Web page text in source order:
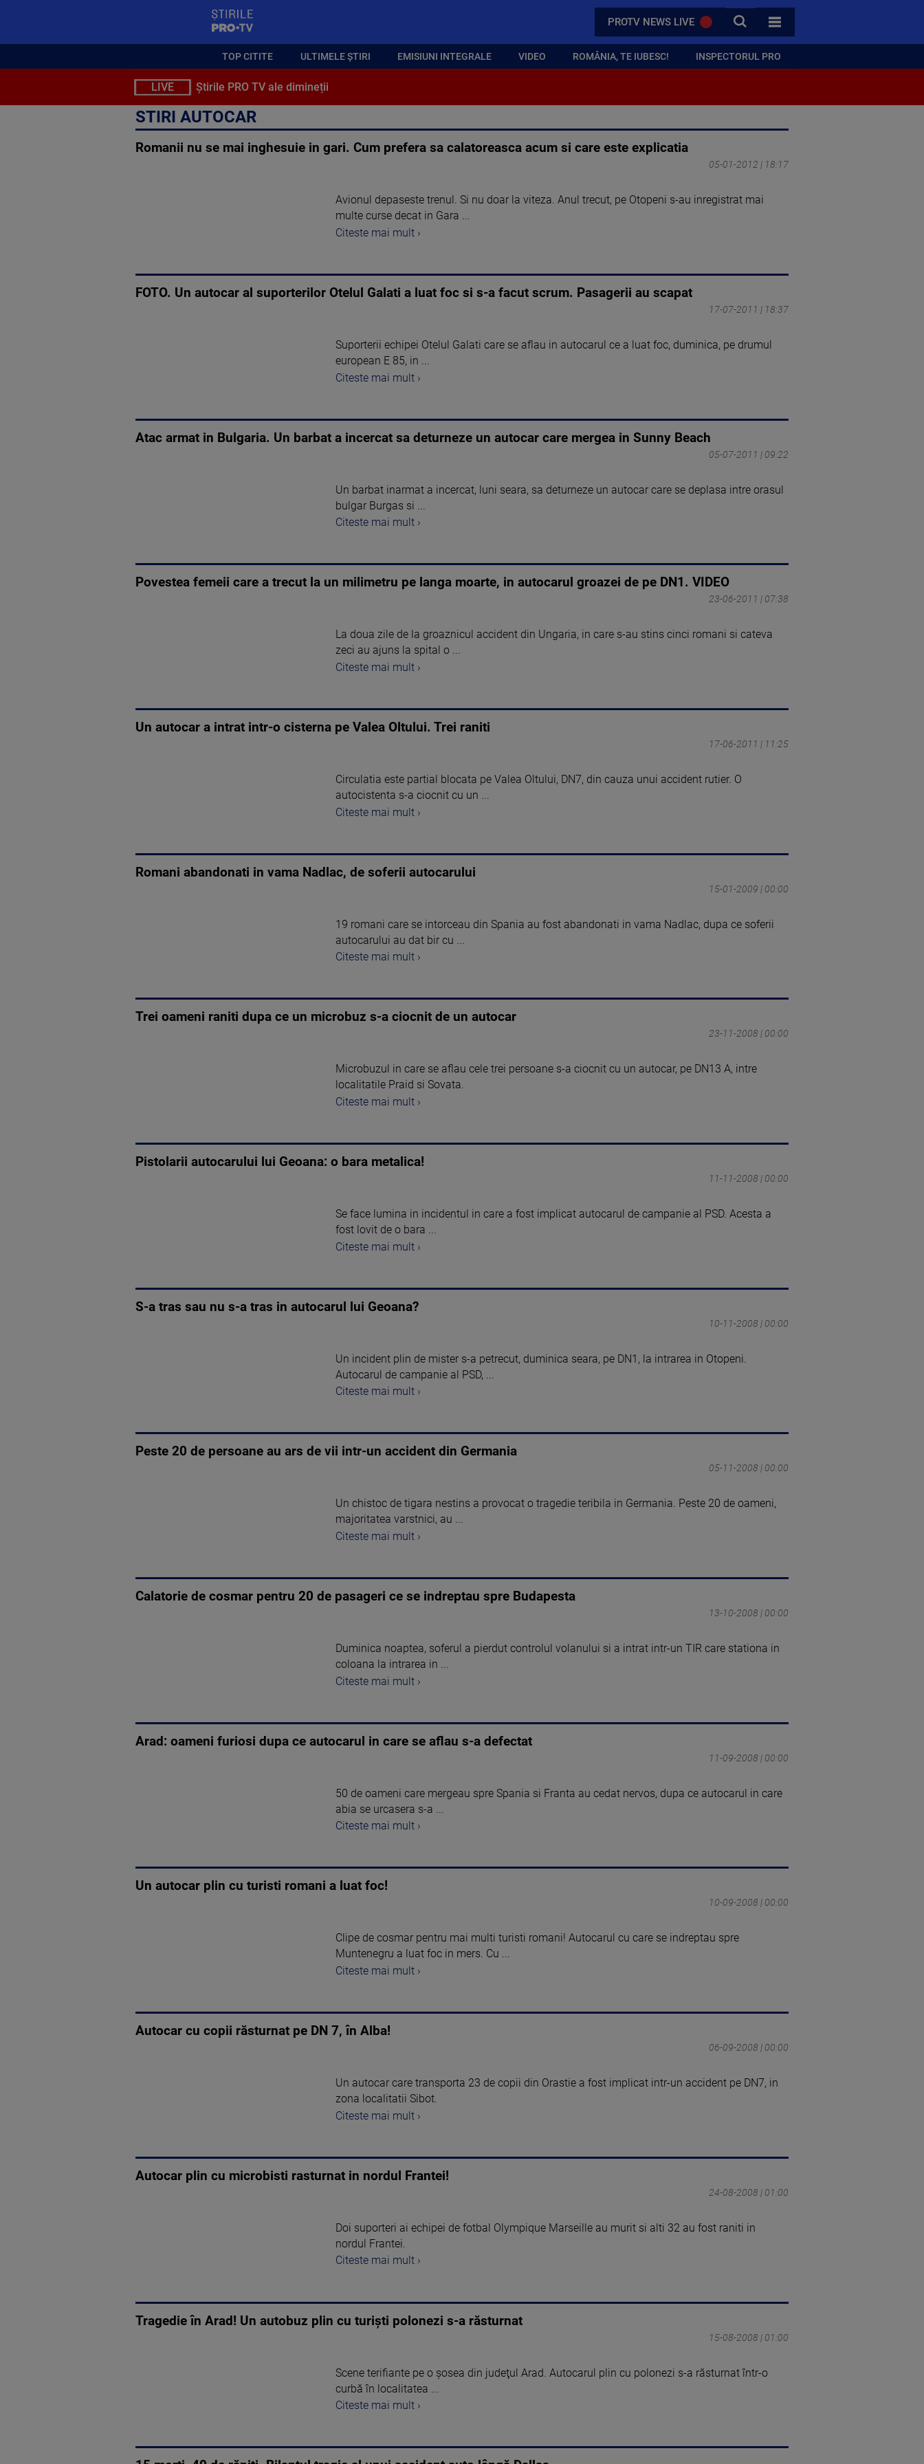
PROTV NEWS LIVE CAUTA
TOATE CATEGORIILE
TOP CITITE ULTIMELE ȘTIRI EMISIUNI INTEGRALE VIDEO ROMÂNIA, TE IUBESC! INSPECTORUL PRO
LIVE Știrile PRO TV ale dimineții
STIRI AUTOCAR
Romanii nu se mai inghesuie in gari. Cum prefera sa calatoreasca acum si care este explicatia
05-01-2012 | 18:17
Avionul depaseste trenul. Si nu doar la viteza. Anul trecut, pe Otopeni s-au inregistrat mai
multe curse decat in Gara ...
Citeste mai mult ›
FOTO. Un autocar al suporterilor Otelul Galati a luat foc si s-a facut scrum. Pasagerii au scapat
17-07-2011 | 18:37
Suporterii echipei Otelul Galati care se aflau in autocarul ce a luat foc, duminica, pe drumul
european E 85, in ...
Citeste mai mult ›
Atac armat in Bulgaria. Un barbat a incercat sa deturneze un autocar care mergea in Sunny Beach
05-07-2011 | 09:22
Un barbat inarmat a incercat, luni seara, sa deturneze un autocar care se deplasa intre orasul
bulgar Burgas si ...
Citeste mai mult ›
Povestea femeii care a trecut la un milimetru pe langa moarte, in autocarul groazei de pe DN1. VIDEO
23-06-2011 | 07:38
La doua zile de la groaznicul accident din Ungaria, in care s-au stins cinci romani si cateva
zeci au ajuns la spital o ...
Citeste mai mult ›
Un autocar a intrat intr-o cisterna pe Valea Oltului. Trei raniti
17-06-2011 | 11:25
Circulatia este partial blocata pe Valea Oltului, DN7, din cauza unui accident rutier. O
autocistenta s-a ciocnit cu un ...
Citeste mai mult ›
Romani abandonati in vama Nadlac, de soferii autocarului
15-01-2009 | 00:00
19 romani care se intorceau din Spania au fost abandonati in vama Nadlac, dupa ce soferii
autocarului au dat bir cu ...
Citeste mai mult ›
Trei oameni raniti dupa ce un microbuz s-a ciocnit de un autocar
23-11-2008 | 00:00
Microbuzul in care se aflau cele trei persoane s-a ciocnit cu un autocar, pe DN13 A, intre
localitatile Praid si Sovata.
Citeste mai mult ›
Pistolarii autocarului lui Geoana: o bara metalica!
11-11-2008 | 00:00
Se face lumina in incidentul in care a fost implicat autocarul de campanie al PSD. Acesta a
fost lovit de o bara ...
Citeste mai mult ›
S-a tras sau nu s-a tras in autocarul lui Geoana?
10-11-2008 | 00:00
Un incident plin de mister s-a petrecut, duminica seara, pe DN1, la intrarea in Otopeni.
Autocarul de campanie al PSD, ...
Citeste mai mult ›
Peste 20 de persoane au ars de vii intr-un accident din Germania
05-11-2008 | 00:00
Un chistoc de tigara nestins a provocat o tragedie teribila in Germania. Peste 20 de oameni,
majoritatea varstnici, au ...
Citeste mai mult ›
Calatorie de cosmar pentru 20 de pasageri ce se indreptau spre Budapesta
13-10-2008 | 00:00
Duminica noaptea, soferul a pierdut controlul volanului si a intrat intr-un TIR care stationa in
coloana la intrarea in ...
Citeste mai mult ›
Arad: oameni furiosi dupa ce autocarul in care se aflau s-a defectat
11-09-2008 | 00:00
50 de oameni care mergeau spre Spania si Franta au cedat nervos, dupa ce autocarul in care
abia se urcasera s-a ...
Citeste mai mult ›
Un autocar plin cu turisti romani a luat foc!
10-09-2008 | 00:00
Clipe de cosmar pentru mai multi turisti romani! Autocarul cu care se indreptau spre
Muntenegru a luat foc in mers. Cu ...
Citeste mai mult ›
Autocar cu copii răsturnat pe DN 7, în Alba!
06-09-2008 | 00:00
Un autocar care transporta 23 de copii din Orastie a fost implicat intr-un accident pe DN7, in
zona localitatii Sibot.
Citeste mai mult ›
Autocar plin cu microbisti rasturnat in nordul Frantei!
24-08-2008 | 01:00
Doi suporteri ai echipei de fotbal Olympique Marseille au murit si alti 32 au fost raniti in
nordul Frantei.
Citeste mai mult ›
Tragedie în Arad! Un autobuz plin cu turişti polonezi s-a răsturnat
15-08-2008 | 01:00
Scene terifiante pe o şosea din judeţul Arad. Autocarul plin cu polonezi s-a răsturnat într-o
curbă în localitatea ...
Citeste mai mult ›